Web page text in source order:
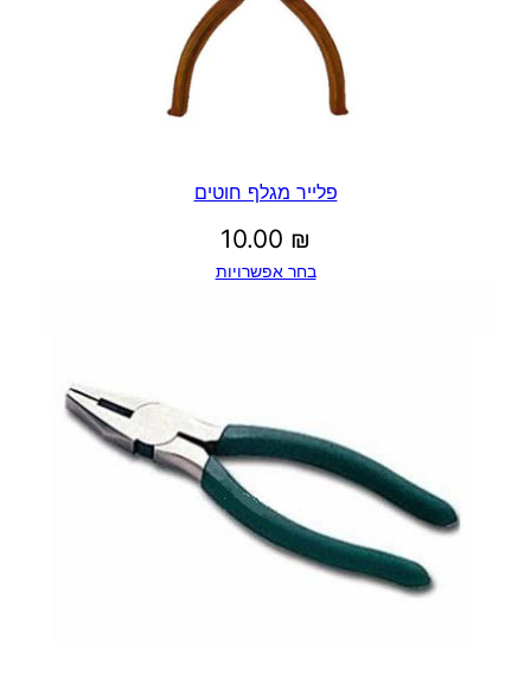
פלייר מגלף חוטים
10.00 ₪
בחר אפשרויות